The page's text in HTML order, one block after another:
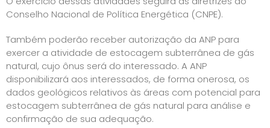
Conselho Nacional de Política Energética (CNPE).
Também poderão receber autorização da ANP para
exercer a atividade de estocagem subterrânea de gás
natural, cujo ônus será do interessado. A ANP
disponibilizará aos interessados, de forma onerosa, os
dados geológicos relativos às áreas com potencial para
estocagem subterrânea de gás natural para análise e
confirmação de sua adequação.